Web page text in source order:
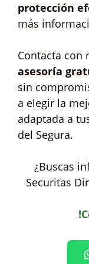
protección
más
Contacta con
asesoría
sin
a elegir la
adaptada a
del Segura.
¿Buscas
Securitas